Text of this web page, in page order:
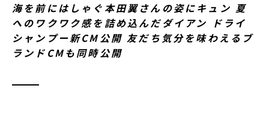
海を前にはしゃぐ本田翼さんの姿にキュン 夏
へのワクワク感を詰め込んだダイアン ドライ
シャンプー新CM公開 友だち気分を味わえるブ
ランドCMも同時公開